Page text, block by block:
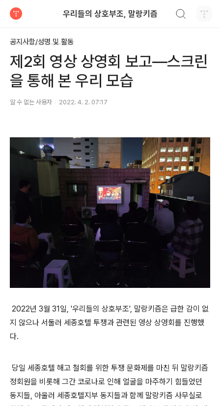
우리들의 상호부조, 말랑키즘
공지사항/성명 및 활동
제2회 영상 상영회 보고―스크린
을 통해 본 우리 모습
알 수 없는 사용자 2022. 4. 2. 07:17
2022년 3월 31일, '우리들의 상호부조', 말랑키즘은 급한 감이 없
지 않으나 서둘러 세종호텔 투쟁과 관련된 영상 상영회를 진행했
다.
당일 세종호텔 해고 철회를 위한 투쟁 문화제를 마친 뒤 말랑키즘
정회원을 비롯해 그간 코로나로 인해 얼굴을 마주하기 힘들었던
동지들, 아울러 세종호텔지부 동지들과 함께 말랑키즘 사무실로